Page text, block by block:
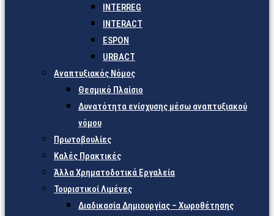
INTERREG
INTERACT
ESPON
URBACT
Αναπτυξιακός Νόμος
Θεσμικό Πλαίσιο
Δυνατότητα ενίσχυσης μέσω αναπτυξιακού
νόμου
Πρωτοβουλίες
Καλές Πρακτικές
Άλλα Χρηματοδοτικά Εργαλεία
Τουριστικοί Λιμένες
Διαδικασία Δημιουργίας – Χωροθέτησης